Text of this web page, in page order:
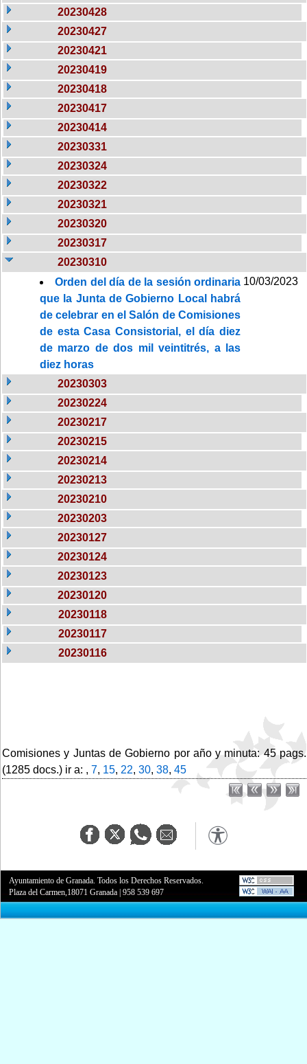
20230428
20230427
20230421
20230419
20230418
20230417
20230414
20230331
20230324
20230322
20230321
20230320
20230317
20230310
Orden del día de la sesión ordinaria
que la Junta de Gobierno Local habrá
de celebrar en el Salón de Comisiones
de esta Casa Consistorial, el día diez
de marzo de dos mil veintitrés, a las
diez horas
10/03/2023
20230303
20230224
20230217
20230215
20230214
20230213
20230210
20230203
20230127
20230124
20230123
20230120
20230118
20230117
20230116
Comisiones y Juntas de Gobierno por año y minuta: 45 pags.
(1285 docs.) ir a: , 7, 15, 22, 30, 38, 45
Ayuntamiento de Granada. Todos los Derechos Reservados.
Plaza del Carmen,18071 Granada |958 539 697